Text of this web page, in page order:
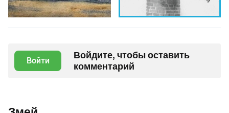
Войти
Войдите, чтобы оставить
комментарий